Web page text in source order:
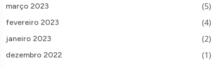
março 2023 (5)
fevereiro 2023 (4)
janeiro 2023 (2)
dezembro 2022 (1)